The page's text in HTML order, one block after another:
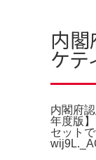
内
ケ
内閣府
年度版
セット